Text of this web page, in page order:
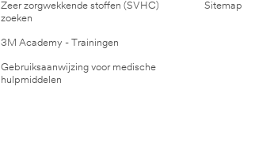
Zeer zorgwekkende stoffen (SVHC)
zoeken
3M Academy - Trainingen
Gebruiksaanwijzing voor medische
hulpmiddelen
Sitemap